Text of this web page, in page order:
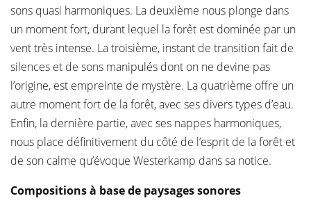
sons quasi harmoniques. La deuxième nous plonge dans
un moment fort, durant lequel la forêt est dominée par un
vent très intense. La troisième, instant de transition fait de
silences et de sons manipulés dont on ne devine pas
l’origine, est empreinte de mystère. La quatrième offre un
autre moment fort de la forêt, avec ses divers types d’eau.
Enfin, la dernière partie, avec ses nappes harmoniques,
nous place définitivement du côté de l’esprit de la forêt et
de son calme qu’évoque Westerkamp dans sa notice.
Compositions à base de paysages sonores